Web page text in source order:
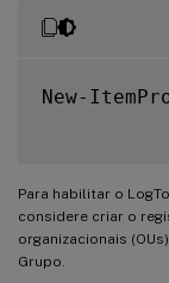
New-
Para habilitar o
considere criar o
organizacionais
Grupo.